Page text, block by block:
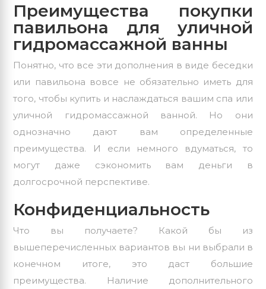
Преимущества покупки
павильона для уличной
гидромассажной ванны
Понятно, что все эти дополнения в виде беседки
или павильона вовсе не обязательно иметь для
того, чтобы купить и наслаждаться вашим спа или
уличной гидромассажной ванной. Но они
однозначно дают вам определенные
преимущества. И если немного вдуматься, то
могут даже сэкономить вам деньги в
долгосрочной перспективе.
Конфиденциальность
Что вы получаете? Какой бы из
вышеперечисленных вариантов вы ни выбрали в
конечном итоге, это даст большие
преимущества. Наличие дополнительного